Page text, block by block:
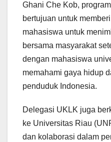
Ghani Che Kob,
bertujuan untuk
mahasiswa untuk
bersama masyarakat
dengan mahasiswa
memahami gaya hidup
penduduk Indonesia.
Delegasi UKLK juga
ke Universitas Riau
dan kolaborasi dalam